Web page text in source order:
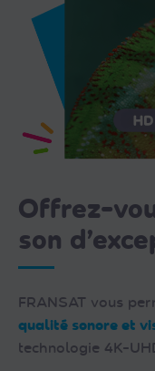
Offrez-
son
FRANSAT vous
qualité sonore et
technologie 4K-